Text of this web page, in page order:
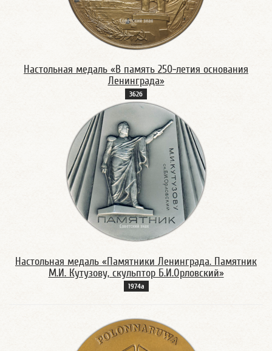
Настольная медаль «В память 250-летия основания
Ленинграда»
362б
Настольная медаль «Памятники Ленинграда. Памятник
М.И. Кутузову, скульптор Б.И.Орловский»
1974а